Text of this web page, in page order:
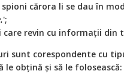
cărora li se dau în
';
care revin cu informații din
sunt corespondente cu
le obțină și să le folosească: